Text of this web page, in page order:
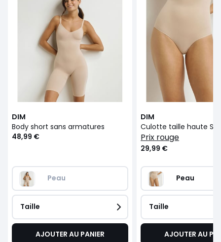
DIM
Body short sans armatures
48,99 €
Peau
Taille
AJOUTER AU PANIER
DIM
Culotte taille haute
prix rouge
29,99 €
Peau
Taille
AJOUTER AU